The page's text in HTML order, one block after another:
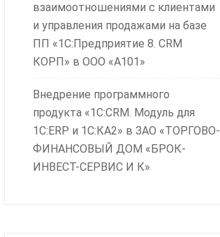
взаимоотношениями с клиентами
и управления продажами на базе
ПП «1С:Предприятие 8. CRM
КОРП» в ООО «А101»
Внедрение программного
продукта «1С:CRM. Модуль для
1С:ERP и 1С:КА2» в ЗАО «ТОРГОВО-
ФИНАНСОВЫЙ ДОМ «БРОК-
ИНВЕСТ-СЕРВИС И К»